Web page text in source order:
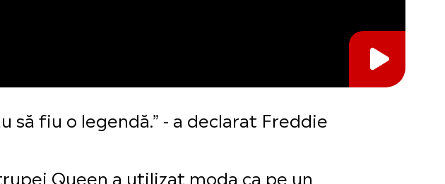
să fiu o legendă.” - a declarat Freddie
Queen a utilizat moda ca pe un